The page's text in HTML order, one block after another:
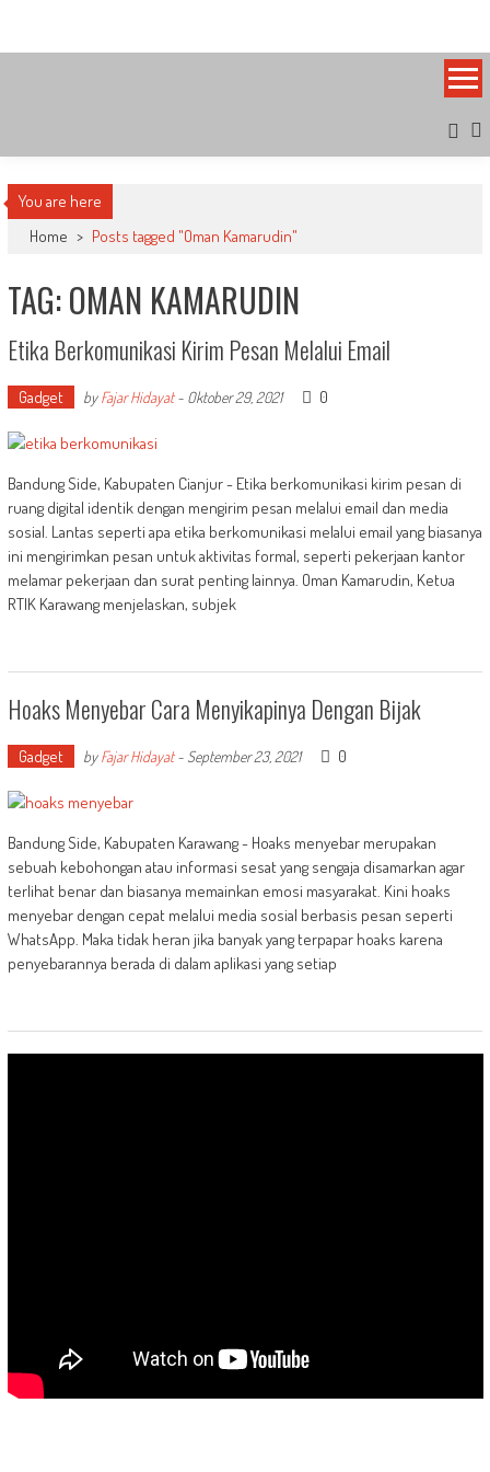
content
You are here
Home > Posts tagged "Oman Kamarudin"
TAG: OMAN KAMARUDIN
Etika Berkomunikasi Kirim Pesan Melalui Email
Gadget byFajar Hidayat- Oktober 29, 2021 0
Bandung Side, Kabupaten Cianjur - Etika berkomunikasi kirim pesan di
ruang digital identik dengan mengirim pesan melalui email dan media
sosial. Lantas seperti apa etika berkomunikasi melalui email yang biasanya
ini mengirimkan pesan untuk aktivitas formal, seperti pekerjaan kantor
melamar pekerjaan dan surat penting lainnya. Oman Kamarudin, Ketua
RTIK Karawang menjelaskan, subjek
Hoaks Menyebar Cara Menyikapinya Dengan Bijak
Gadget byFajar Hidayat- September 23, 2021 0
Bandung Side, Kabupaten Karawang - Hoaks menyebar merupakan
sebuah kebohongan atau informasi sesat yang sengaja disamarkan agar
terlihat benar dan biasanya memainkan emosi masyarakat. Kini hoaks
menyebar dengan cepat melalui media sosial berbasis pesan seperti
WhatsApp. Maka tidak heran jika banyak yang terpapar hoaks karena
penyebarannya berada di dalam aplikasi yang setiap